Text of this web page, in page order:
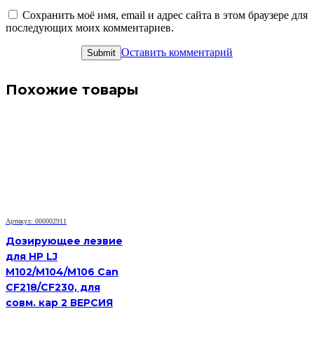
Сохранить моё имя, email и адрес сайта в этом браузере для
последующих моих комментариев.
Оставить комментарий
Похожие товары
Артикул: 000002911
Дозирующее лезвие
для HP LJ
M102/M104/M106 Can
CF218/CF230, для
совм. кар 2 ВЕРСИЯ